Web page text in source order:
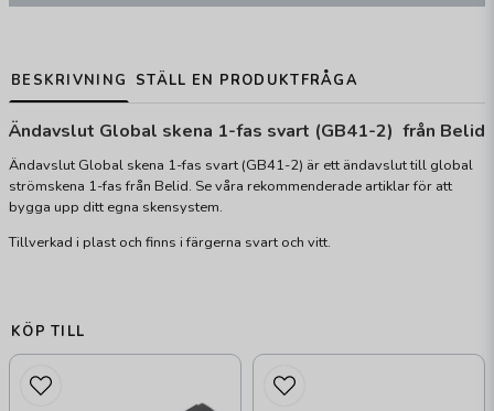
BESKRIVNING STÄLL EN PRODUKTFRÅGA
Ändavslut Global skena 1-fas svart (GB41-2) från Belid
Ändavslut Global skena 1-fas svart (GB41-2) är ett ändavslut till global
strömskena 1-fas från Belid. Se våra rekommenderade artiklar för att
bygga upp ditt egna skensystem.
Tillverkad i plast och finns i färgerna svart och vitt.
KÖP TILL